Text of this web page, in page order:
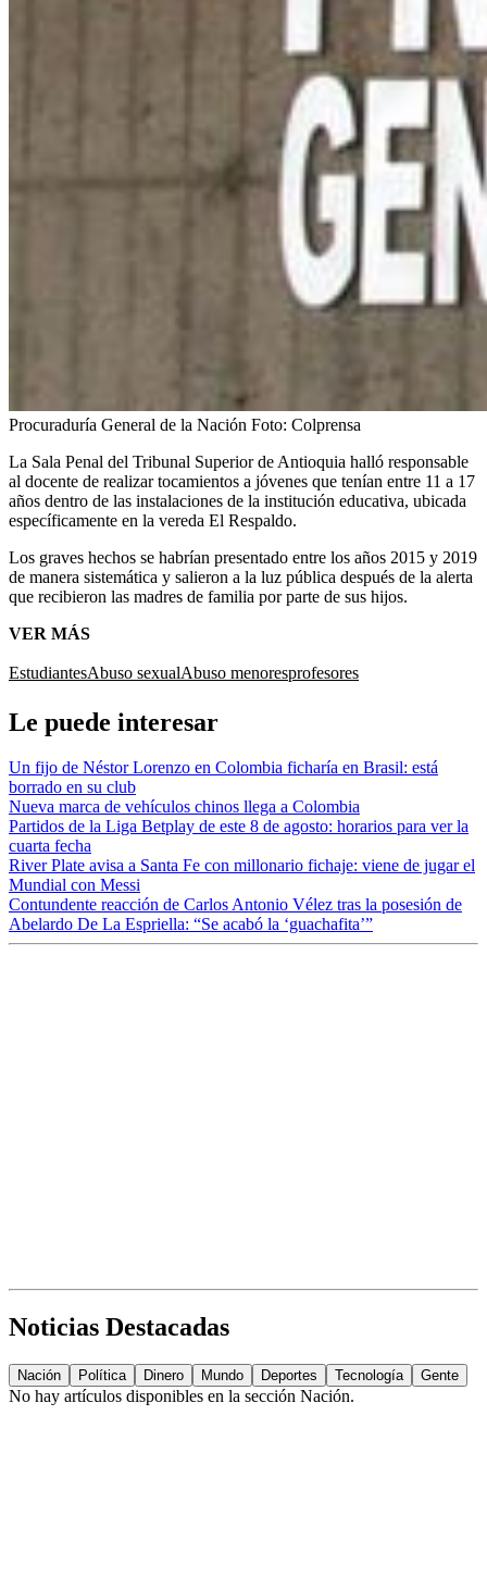
Procuraduría General de la Nación Foto: Colprensa
La Sala Penal del Tribunal Superior de Antioquia halló responsable
al docente de realizar tocamientos a jóvenes que tenían entre 11 a 17
años dentro de las instalaciones de la institución educativa, ubicada
específicamente en la vereda El Respaldo.
Los graves hechos se habrían presentado entre los años 2015 y 2019
de manera sistemática y salieron a la luz pública después de la alerta
que recibieron las madres de familia por parte de sus hijos.
VER MÁS
EstudiantesAbuso sexualAbuso menoresprofesores
Le puede interesar
Un fijo de Néstor Lorenzo en Colombia ficharía en Brasil: está
borrado en su club
Nueva marca de vehículos chinos llega a Colombia
Partidos de la Liga Betplay de este 8 de agosto: horarios para ver la
cuarta fecha
River Plate avisa a Santa Fe con millonario fichaje: viene de jugar el
Mundial con Messi
Contundente reacción de Carlos Antonio Vélez tras la posesión de
Abelardo De La Espriella: “Se acabó la ‘guachafita’”
Noticias Destacadas
Nación Política Dinero Mundo Deportes Tecnología Gente
No hay artículos disponibles en la sección Nación.